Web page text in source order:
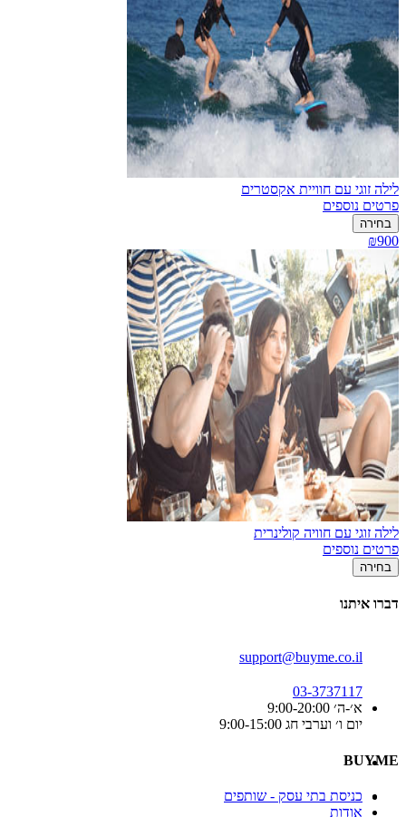
לילה זוגי עם חוויית אקסטרים
פרטים נוספים
בחירה
₪900
לילה זוגי עם חוויה קולינרית
פרטים נוספים
בחירה
דברו איתנו
support@buyme.co.il
03-3737117
א׳-ה׳ 9:00-20:00
יום ו׳ וערבי חג 9:00-15:00
BUYME
כניסת בתי עסק - שותפים
אודות